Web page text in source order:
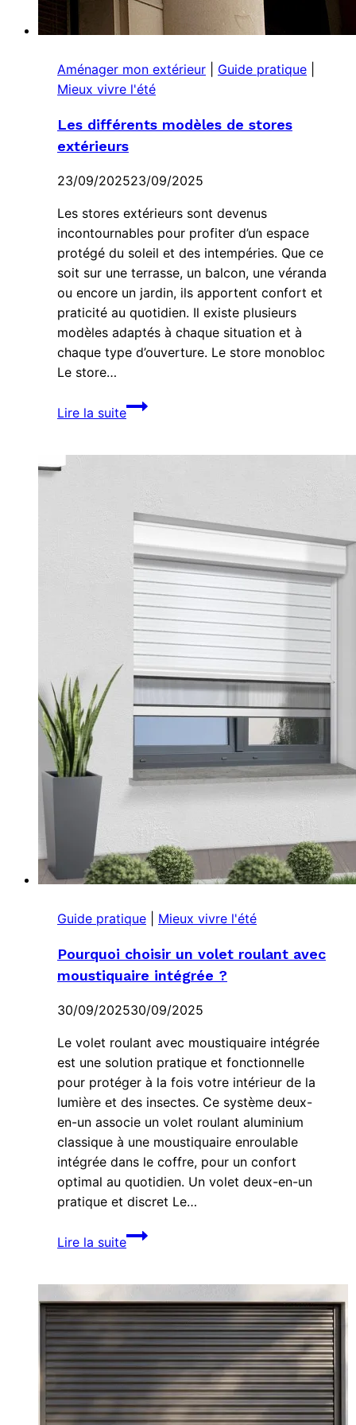
Aménager mon extérieur Guide pratique
Mieux vivre l'été
Les différents modèles de stores
extérieurs
23/09/202523/09/2025
Les stores extérieurs sont devenus
incontournables pour profiter d’un espace
protégé du soleil et des intempéries. Que ce
soit sur une terrasse, un balcon, une véranda
ou encore un jardin, ils apportent confort et
praticité au quotidien. Il existe plusieurs
modèles adaptés à chaque situation et à
chaque type d’ouverture. Le store monobloc
Le store…
Lire la suite
Les
différents
extérieurs
Guide pratique Mieux vivre l'été
Pourquoi choisir un volet roulant avec
moustiquaire intégrée ?
30/09/202530/09/2025
Le volet roulant avec moustiquaire intégrée
est une solution pratique et fonctionnelle
pour protéger à la fois votre intérieur de la
lumière et des insectes. Ce système deux-
en-un associe un volet roulant aluminium
classique à une moustiquaire enroulable
intégrée dans le coffre, pour un confort
optimal au quotidien. Un volet deux-en-un
pratique et discret Le…
Lire la suite
Pourquoi
choisir
roulant
avec
moustiquaire
intégrée ?